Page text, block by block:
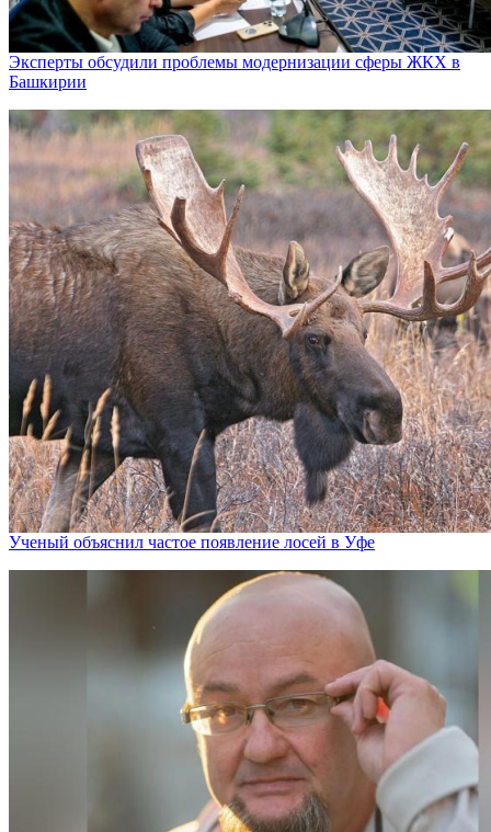
Эксперты обсудили проблемы модернизации сферы ЖКХ в
Башкирии
Ученый объяснил частое появление лосей в Уфе